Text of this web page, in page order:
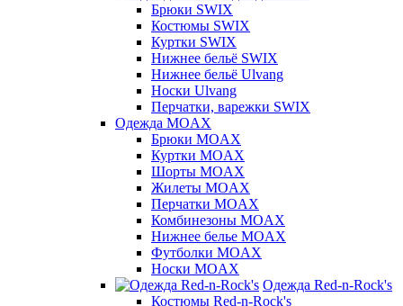
Брюки SWIX
Костюмы SWIX
Куртки SWIX
Нижнее бельё SWIX
Нижнее бельё Ulvang
Носки Ulvang
Перчатки, варежки SWIX
Одежда MOAX
Брюки MOAX
Куртки MOAX
Шорты MOAX
Жилеты MOAX
Перчатки MOAX
Комбинезоны MOAX
Нижнее белье MOAX
Футболки MOAX
Носки MOAX
Одежда Red-n-Rock's
Костюмы Red-n-Rock's